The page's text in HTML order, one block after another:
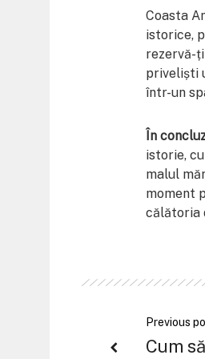
Coasta
istorice,
rezervă-
priveliști
într-un
În
istorie,
malul
moment
călătoria
Previous
Cum